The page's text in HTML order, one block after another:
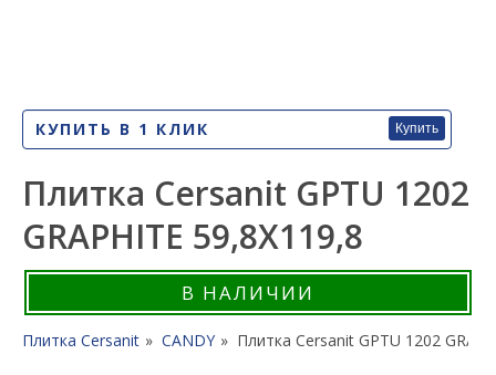
КУПИТЬ В 1 КЛИК Купить
Плитка Cersanit GPTU 1202
GRAPHITE 59,8X119,8
В НАЛИЧИИ
Плитка Cersanit CANDY Плитка Cersanit GPTU 1202